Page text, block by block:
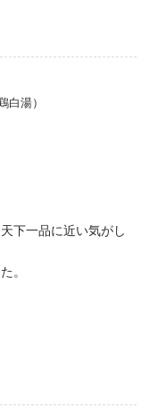
白湯）
下一品に近い気がし
。